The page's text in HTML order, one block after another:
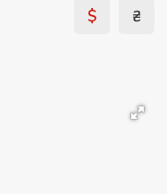
$ ₴